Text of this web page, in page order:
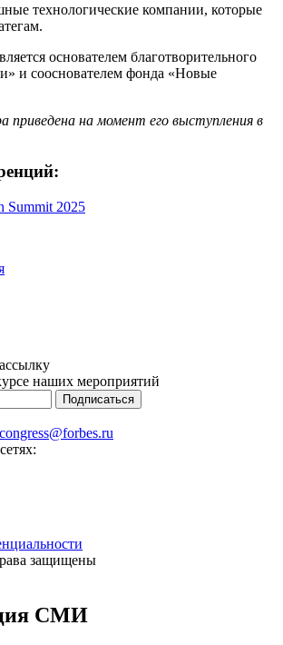
технологические компании, которые
основателем благотворительного
и сооснователем фонда «Новые
приведена на момент его выступления в
Summit 2025
наших мероприятий
Подписаться
congress@forbes.ru
защищены
СМИ